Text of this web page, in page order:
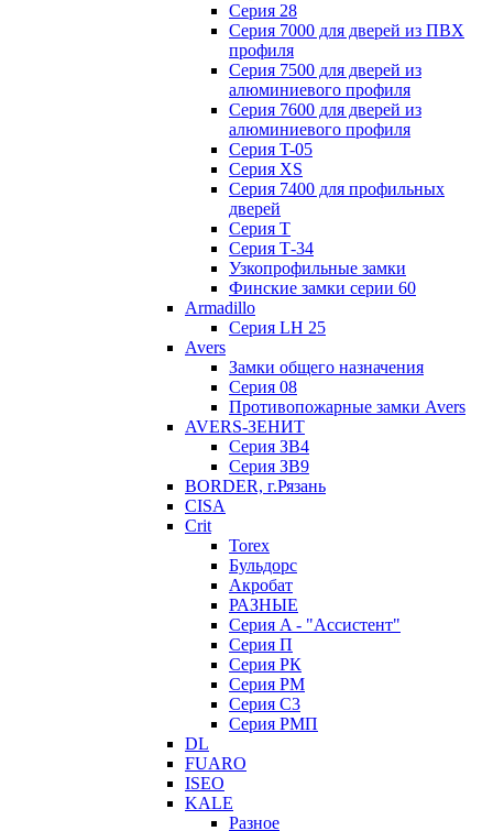
Серия 28
Серия 7000 для дверей из ПВХ
профиля
Серия 7500 для дверей из
алюминиевого профиля
Серия 7600 для дверей из
алюминиевого профиля
Серия T-05
Серия XS
Серия 7400 для профильных
дверей
Серия Т
Серия Т-34
Узкопрофильные замки
Финские замки серии 60
Armadillo
Серия LH 25
Avers
Замки общего назначения
Серия 08
Противопожарные замки Avers
AVERS-ЗЕНИТ
Серия ЗВ4
Серия ЗВ9
BORDER, г.Рязань
CISA
Crit
Torex
Бульдорс
Акробат
РАЗНЫЕ
Серия A - "Ассистент"
Серия П
Серия РК
Серия РМ
Серия С3
Серия РМП
DL
FUARO
ISEO
KALE
Разное